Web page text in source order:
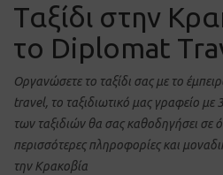
Ταξίδι στην
το Diplomat
Οργανώσετε το ταξίδι σας με το
travel, το ταξιδιωτικό μας γραφείο με
των ταξιδιών θα σας καθοδηγήσει σε
περισσότερες πληροφορίες και
την Κρακοβία